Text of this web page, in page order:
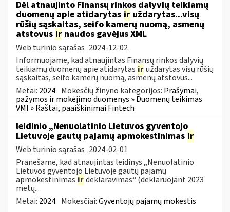
Dėl atnaujinto Finansų rinkos dalyvių teikiamų
duomenų apie atidarytas ir uždarytas...visų
rūšių sąskaitas, seifo kamerų nuomą, asmenų
atstovus ir naudos gavėjus XML
Web turinio sąrašas 2024-12-02
Informuojame, kad atnaujintas Finansų rinkos dalyvių
teikiamų duomenų apie atidarytas iruždarytas visų rūšių
sąskaitas, seifo kamerų nuomą, asmenų atstovus...
Metai: 2024 Mokesčių žinyno kategorijos: Prašymai,
pažymos ir mokėjimo duomenys » Duomenų teikimas
VMI » Raštai, paaiškinimai Fintech
leidinio „Nenuolatinio Lietuvos gyventojo
Lietuvoje gautų pajamų apmokestinimas ir
Web turinio sąrašas 2024-02-01
Pranešame, kad atnaujintas leidinys „Nenuolatinio
Lietuvos gyventojo Lietuvoje gautų pajamų
apmokestinimas irdeklaravimas“ (deklaruojant 2023
metų...
Metai: 2024 Mokesčiai:Gyventojų pajamų mokestis